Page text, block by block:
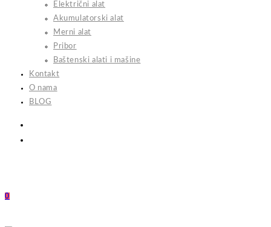
Električni alat
Akumulatorski alat
Merni alat
Pribor
Baštenski alati i mašine
Kontakt
O nama
BLOG
0